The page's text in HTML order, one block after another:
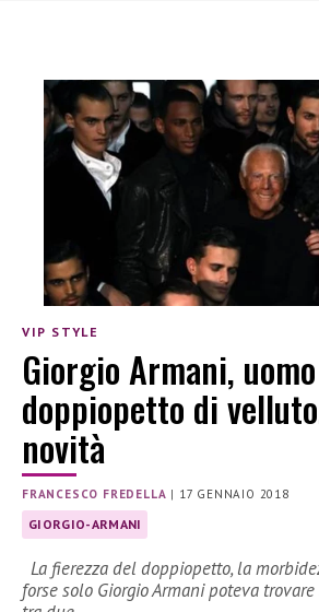
VIP STYLE
Giorgio Armani,
doppiopetto di
novità
FRANCESCO FREDELLA | 17 GENNAIO 2018
GIORGIO-ARMANI
La fierezza del doppiopetto, la
forse solo Giorgio Armani poteva